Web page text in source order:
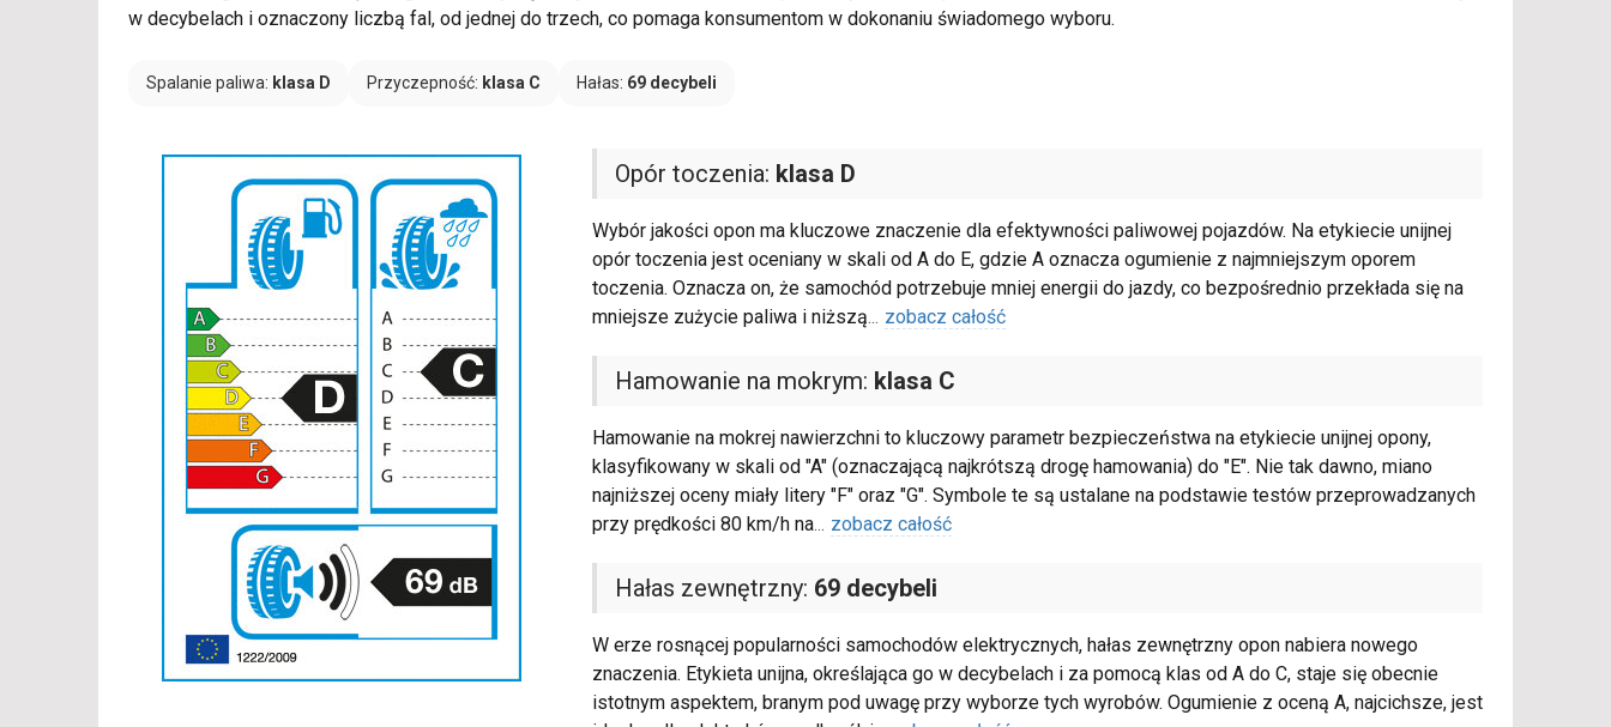
w decybelach i oznaczony liczbą fal, od jednej do trzech, co pomaga konsumentom w dokonaniu świadomego wyboru.
Spalanie paliwa: klasa D Przyczepność: klasa C Hałas: 69 decybeli
Opór toczenia: klasa D
Wybór jakości opon ma kluczowe znaczenie dla efektywności paliwowej pojazdów. Na etykiecie unijnej
opór toczenia jest oceniany w skali od A do E, gdzie A oznacza ogumienie z najmniejszym oporem
toczenia. Oznacza on, że samochód potrzebuje mniej energii do jazdy, co bezpośrednio przekłada się na
mniejsze zużycie paliwa i niższą... zobacz całość
Hamowanie na mokrym: klasa C
Hamowanie na mokrej nawierzchni to kluczowy parametr bezpieczeństwa na etykiecie unijnej opony,
klasyfikowany w skali od "A" (oznaczającą najkrótszą drogę hamowania) do "E". Nie tak dawno, miano
najniższej oceny miały litery "F" oraz "G". Symbole te są ustalane na podstawie testów przeprowadzanych
przy prędkości 80 km/h na... zobacz całość
Hałas zewnętrzny: 69 decybeli
W erze rosnącej popularności samochodów elektrycznych, hałas zewnętrzny opon nabiera nowego
znaczenia. Etykieta unijna, określająca go w decybelach i za pomocą klas od A do C, staje się obecnie
istotnym aspektem, branym pod uwagę przy wyborze tych wyrobów. Ogumienie z oceną A, najcichsze, jest